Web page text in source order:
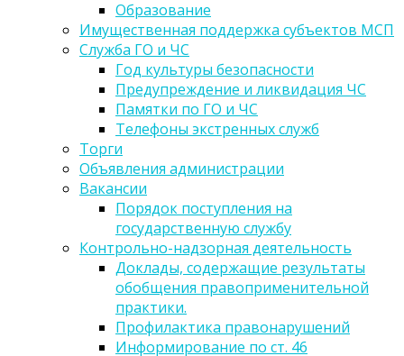
Образование
Имущественная поддержка субъектов МСП
Служба ГО и ЧС
Год культуры безопасности
Предупреждение и ликвидация ЧС
Памятки по ГО и ЧС
Телефоны экстренных служб
Торги
Объявления администрации
Вакансии
Порядок поступления на
государственную службу
Контрольно-надзорная деятельность
Доклады, содержащие результаты
обобщения правоприменительной
практики.
Профилактика правонарушений
Информирование по ст. 46